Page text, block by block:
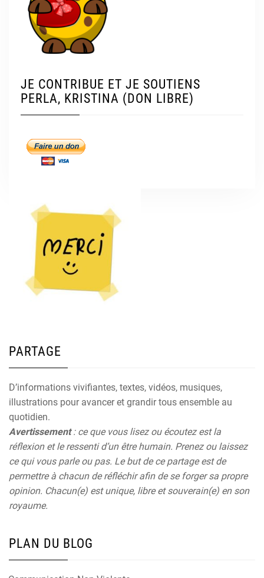
JE CONTRIBUE ET JE SOUTIENS
PERLA, KRISTINA (DON LIBRE)
PARTAGE
D’informations vivifiantes, textes, vidéos, musiques,
illustrations pour avancer et grandir tous ensemble au
quotidien.
Avertissement: ce que vous lisez ou écoutez est la
réflexion et le ressenti d’un être humain. Prenez ou laissez
ce qui vous parle ou pas. Le but de ce partage est de
permettre à chacun de réfléchir afin de se forger sa propre
opinion. Chacun(e) est unique, libre et souverain(e) en son
royaume.
PLAN DU BLOG